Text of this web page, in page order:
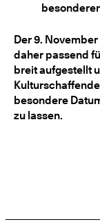
Der 9.
daher passend
breit aufgestellt
besondere
zu lassen.